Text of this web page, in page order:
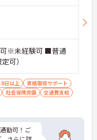
※未経験可 ■普通
可）
日以上
資格取得サポート
社会保険完備
交通費支給
勤可！ご